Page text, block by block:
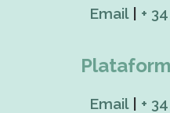
Email| +
Email| +